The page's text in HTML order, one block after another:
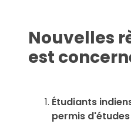
Nouvelles
est
Étudiants
permis d'études